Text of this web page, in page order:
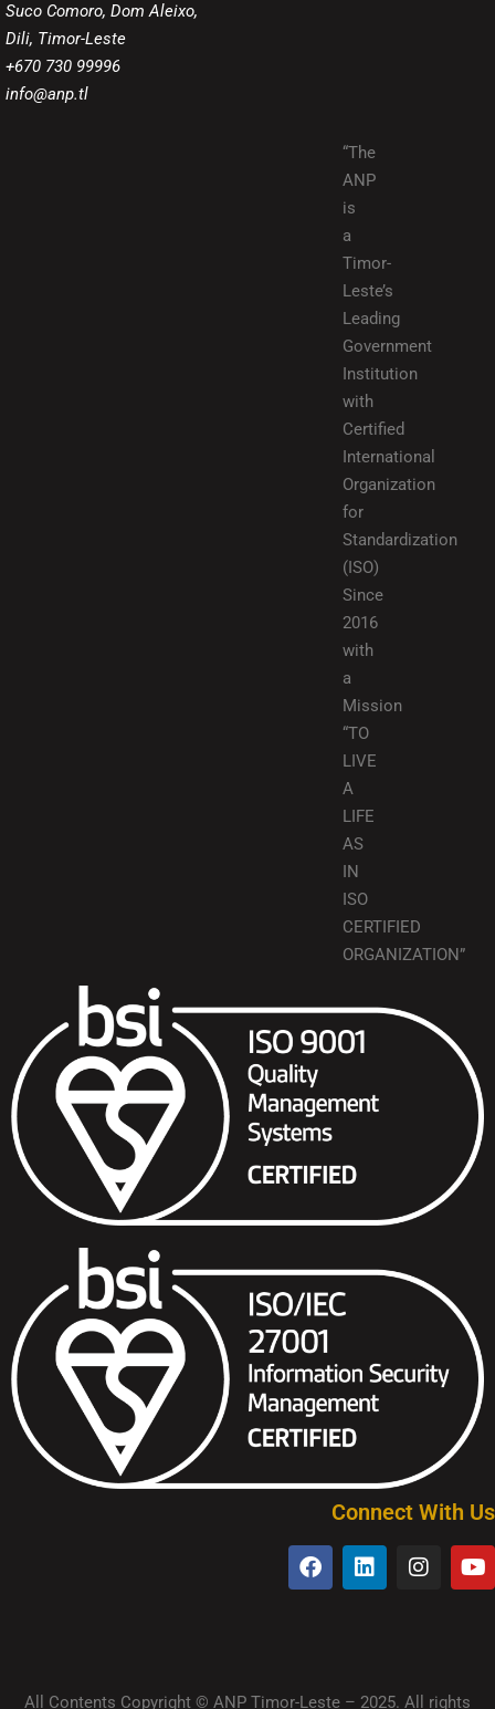
Suco Comoro, Dom Aleixo,
Dili, Timor-Leste
+670 730 99996
info@anp.tl
“The
ANP
is
a
Timor-
Leste’s
Leading
Government
Institution
with
Certified
International
Organization
for
Standardization
(ISO)
Since
2016
with
a
Mission
“TO
LIVE
A
LIFE
AS
IN
ISO
CERTIFIED
ORGANIZATION”
Connect With Us
All Contents Copyright © ANP Timor-Leste – 2025. All rights